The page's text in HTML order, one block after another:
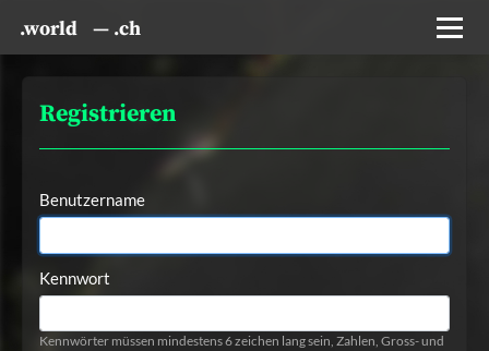
.world — .ch
Registrieren
Benutzername
Kennwort
Kennwörter müssen mindestens 6 zeichen lang sein, Zahlen, Gross- und